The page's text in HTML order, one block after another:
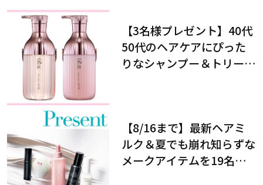
【3名様プレゼント】40代
50代のヘアケアにぴった
りなシャンプー＆トリート
【8/16まで】最新ヘアミ
ルク＆夏でも崩れ知らずな
メークアイテムを19名様